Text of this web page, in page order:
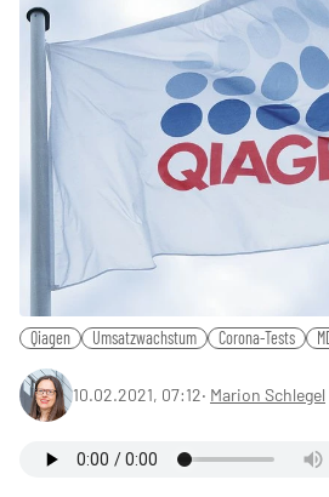
Qiagen Umsatzwachstum Corona-Tests
10.02.2021, 07:12‧ Marion Schlegel